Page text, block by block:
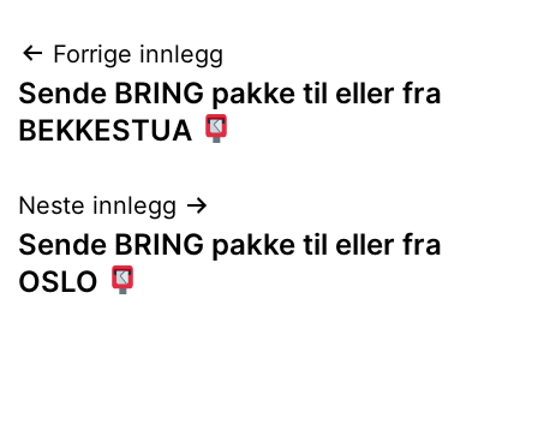
Innleggsnavigasjon
Forrige innlegg
Sende BRING pakke til eller fra
BEKKESTUA
Neste innlegg
Sende BRING pakke til eller fra
OSLO